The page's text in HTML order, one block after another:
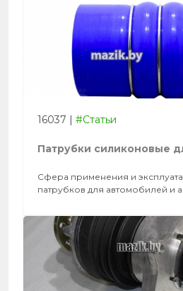
16037 | #Статьи
Патрубки силиконовые
Сфера применения и
патрубков для автомобилей и